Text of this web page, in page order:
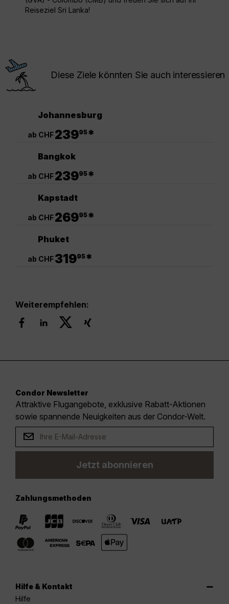
Reiseziel Sri Lanka!
Diese Ziele könnten Sie auch interessieren
Johannesburg
ab CHF23995*
Bangkok
ab CHF23995*
Kapstadt
ab CHF26995*
Phuket
ab CHF31995*
Weiterempfehlen:
Condor Newsletter
Attraktive Flugangebote, exklusive Rabatt-Aktionen
sowie spannende Neuigkeiten aus der Condor-Welt.
Jetzt abonnieren
Zahlungsmethoden
Hilfe & Kontakt
Hilfe